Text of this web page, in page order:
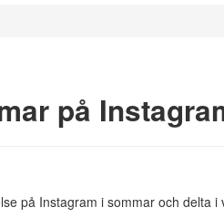
på
på Instagram i sommar och delta i